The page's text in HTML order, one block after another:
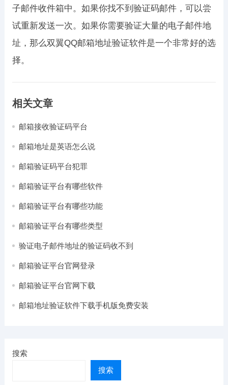
子邮件收件箱中。如果你找不到验证码邮件，可以尝
试重新发送一次。如果你需要验证大量的电子邮件地
址，那么双翼QQ邮箱地址验证软件是一个非常好的选
择。
相关文章
邮箱接收验证码平台
邮箱地址是英语怎么说
邮箱验证码平台犯罪
邮箱验证平台有哪些软件
邮箱验证平台有哪些功能
邮箱验证平台有哪些类型
验证电子邮件地址的验证码收不到
邮箱验证平台官网登录
邮箱验证平台官网下载
邮箱地址验证软件下载手机版免费安装
搜索
搜索